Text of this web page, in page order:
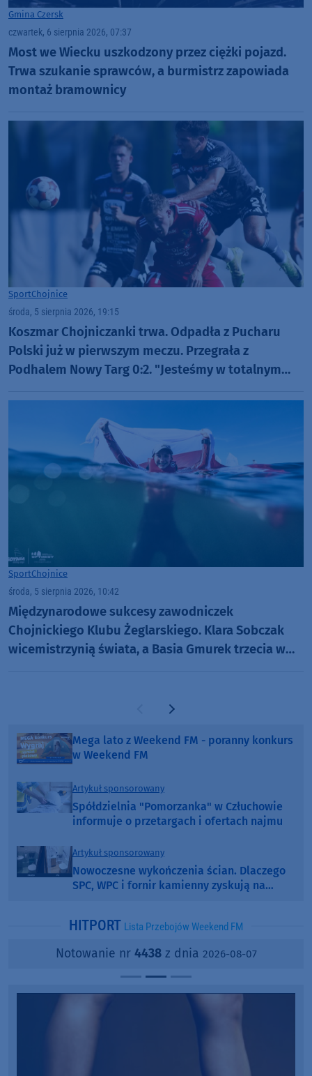
Gmina Czersk
czwartek, 6 sierpnia 2026, 07:37
Most we Wiecku uszkodzony przez ciężki pojazd.
Trwa szukanie sprawców, a burmistrz zapowiada
montaż bramownicy
SportChojnice
środa, 5 sierpnia 2026, 19:15
Koszmar Chojniczanki trwa. Odpadła z Pucharu
Polski już w pierwszym meczu. Przegrała z
Podhalem Nowy Targ 0:2. "Jesteśmy w totalnym
SportChojnice
środa, 5 sierpnia 2026, 10:42
Międzynarodowe sukcesy zawodniczek
Chojnickiego Klubu Żeglarskiego. Klara Sobczak
wicemistrzynią świata, a Basia Gmurek trzecia w
Poprzednia strona
Następna strona
Mega lato z Weekend FM - poranny konkurs
w Weekend FM
Artykuł sponsorowany
Spółdzielnia "Pomorzanka" w Człuchowie
informuje o przetargach i ofertach najmu
Artykuł sponsorowany
Nowoczesne wykończenia ścian. Dlaczego
SPC, WPC i fornir kamienny zyskują na
HITPORT Lista Przebojów Weekend FM
Notowanie nr 4438z dnia 2026-08-07